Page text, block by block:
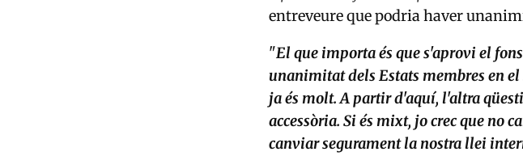
entreveure que podria haver
"El que importa és que s'aprovi el
unanimitat dels Estats membres en
ja és molt. A partir d'aquí, l'altra
accessòria. Si és mixt, jo crec que no
canviar segurament la nostra llei